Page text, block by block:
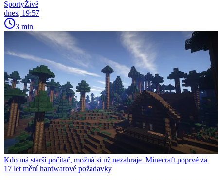
SportyŽivě
dnes, 19:57
3 min
Kdo má starší počítač, možná si už nezahraje. Minecraft poprvé za
17 let mění hardwarové požadavky